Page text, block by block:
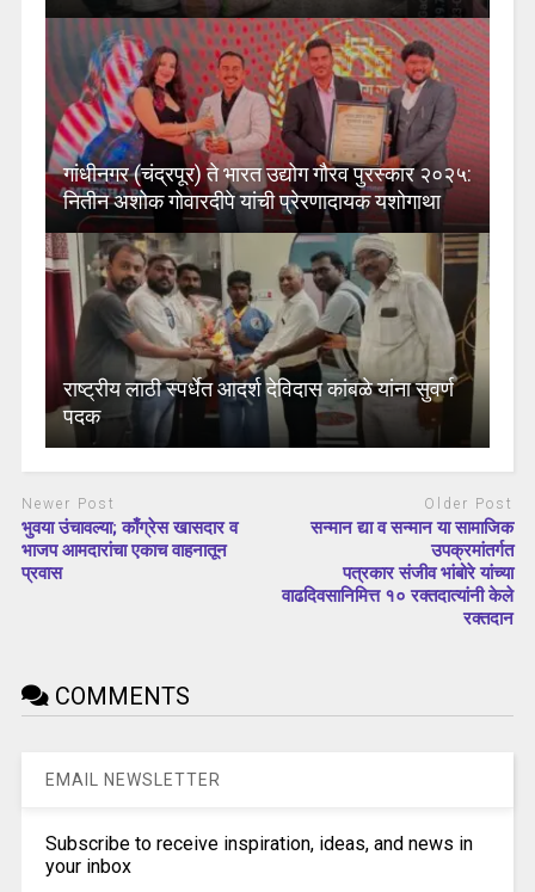
गांधीनगर (चंद्रपूर) ते भारत उद्योग गौरव पुरस्कार २०२५:
नितीन अशोक गोवारदीपे यांची प्रेरणादायक यशोगाथा
राष्ट्रीय लाठी स्पर्धेत आदर्श देविदास कांबळे यांना सुवर्ण
पदक
Newer Post
भुवया उंचावल्या; काँग्रेस खासदार व
भाजप आमदारांचा एकाच वाहनातून
प्रवास
Older Post
सन्मान द्या व सन्मान या सामाजिक
उपक्रमांतर्गत
पत्रकार संजीव भांबोरे यांच्या
वाढदिवसानिमित्त १० रक्तदात्यांनी केले
रक्तदान
COMMENTS
EMAIL NEWSLETTER
Subscribe to receive inspiration, ideas, and news in
your inbox